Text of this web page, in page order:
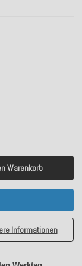
Warenkorb
Informationen